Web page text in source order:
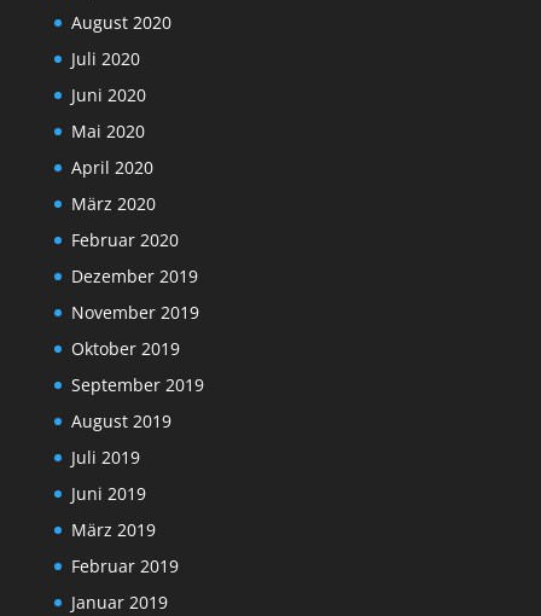
August 2020
Juli 2020
Juni 2020
Mai 2020
April 2020
März 2020
Februar 2020
Dezember 2019
November 2019
Oktober 2019
September 2019
August 2019
Juli 2019
Juni 2019
März 2019
Februar 2019
Januar 2019